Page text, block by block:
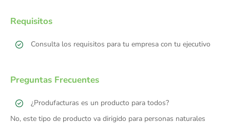
Requisitos
Consulta los requisitos para tu empresa con tu ejecutivo
Preguntas Frecuentes
¿Produfacturas es un producto para todos?
No, este tipo de producto va dirigido para personas naturales